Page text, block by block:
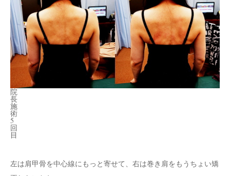
院
長
施
術
5
回
目
左は肩甲骨を中心線にもっと寄せて、右は巻き肩をもうちょい矯